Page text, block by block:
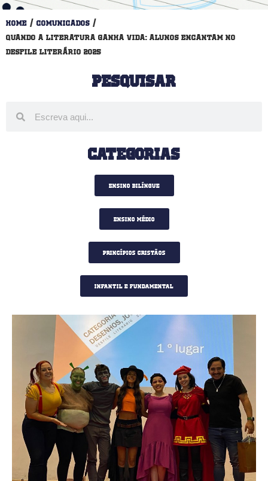
Home / Comunicados /
Quando a literatura ganha vida: alunos encantam no
Desfile Literário 2025
Pesquisar
Categorias
Ensino Bilíngue
Ensino Médio
Princípios Cristãos
Infantil e fundamental